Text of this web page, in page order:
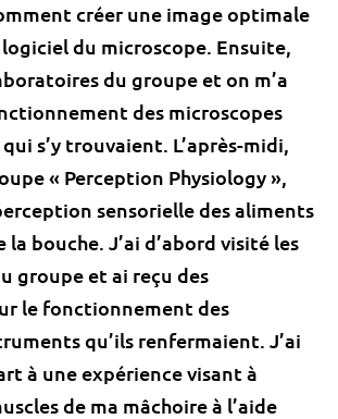
créer une image optimale
du microscope. Ensuite,
du groupe et on m’a
des microscopes
s’y trouvaient. L’après-midi,
« Perception Physiology »,
sensorielle des aliments
la bouche. J’ai d’abord visité les
groupe et ai reçu des
le fonctionnement des
qu’ils renfermaient. J’ai
à une expérience visant à
de ma mâchoire à l’aide